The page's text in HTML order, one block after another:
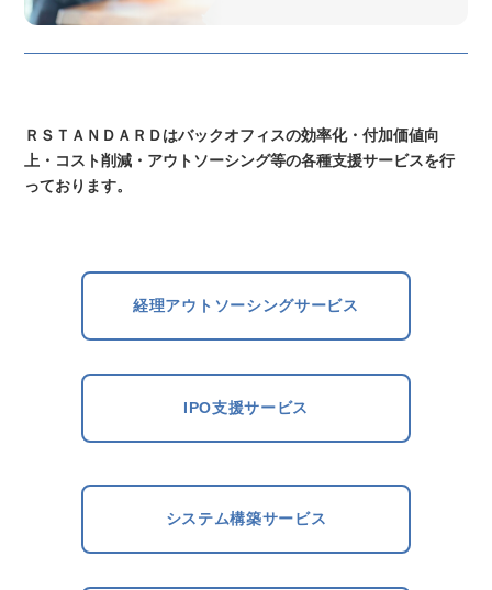
ＲＳＴＡＮＤＡＲＤはバックオフィスの効率化・付加価値向
上・コスト削減・アウトソーシング等の各種支援サービスを行
っております。
経理アウトソーシングサービス
IPO支援サービス
システム構築サービス